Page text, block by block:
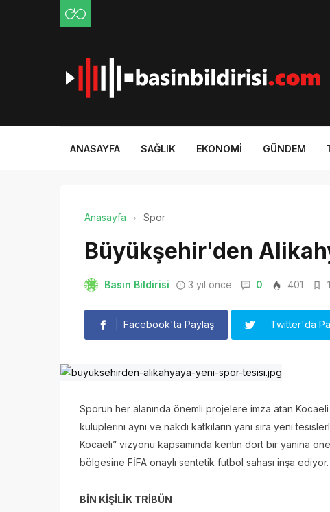
ANASAYFA SAĞLIK EKONOMI GÜNDEM
Anasayfa Spor
Büyükşehir'den
Basın Bildirisi 3 yıl önce 0 401
Facebook'ta Paylaş Twitter'da
Sporun her alanında önemli projelere imza atan
kulüplerini ayni ve nakdi katkıların yanı sıra yeni
Kocaeli” vizyonu kapsamında kentin dört bir yanına
bölgesine FİFA onaylı sentetik futbol sahası inşa ediyor.
BİN KİŞİLİK TRİBÜN